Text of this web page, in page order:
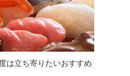
は立ち寄りたいおすすめ